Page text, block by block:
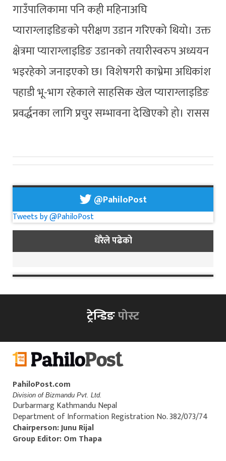
गाउँपालिकामा पनि कही महिनाअघि
प्याराग्लाइडिङको परीक्षण उडान गरिएको थियो। उक्त
क्षेत्रमा प्याराग्लाइडिङ उडानको तयारीस्वरुप अध्ययन
भइरहेको जनाइएको छ। विशेषगरी काभ्रेमा अधिकांश
पहाडी भू-भाग रहेकाले साहसिक खेल प्याराग्लाइडिङ
प्रवर्द्धनका लागि प्रचुर सम्भावना देखिएको हो। रासस
@PahiloPost
Tweets by @PahiloPost
धेरैले पढेको
ट्रेन्डिङपोस्ट
PahiloPost.com
Division of Bizmandu Pvt. Ltd.
Durbarmarg Kathmandu Nepal
Department of Information Registration No. 382/073/74
Chairperson: Junu Rijal
Group Editor: Om Thapa